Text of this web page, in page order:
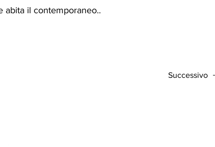
abita il contemporaneo..
Successivo